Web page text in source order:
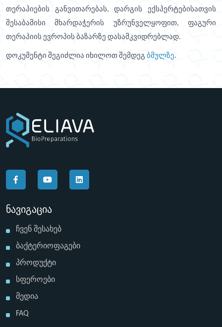
თერაპიების განვითარებას, დარგის ექსპერტებისათვის
შესაბამისი მხარდაჭერის უზრუნველყოფით, ფაგური
თერაპიის ევროპის ბაზარზე დასამკვიდრებლად.
დოკუმენტი შეგიძლია იხილოთ შემდეგ ბმულზე.
Ნავიგაცია
Ჩვენ Შესახებ
Ბაქტერიოფაგები
Პროდუქტი
Სფეროები
Მედია
FAQ